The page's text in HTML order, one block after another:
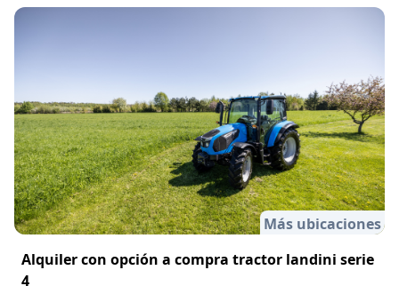
Más ubicaciones
Alquiler con opción a compra tractor landini serie
4